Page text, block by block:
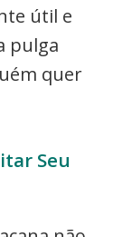
útil e
pulga
quer
Seu